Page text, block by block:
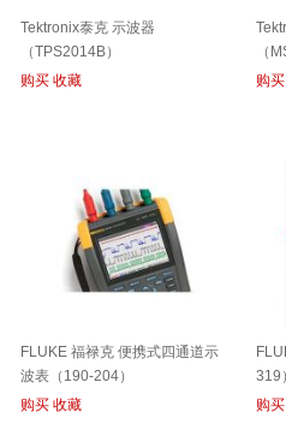
Tektronix泰克 示波器
（TPS2014B）
购买 收藏
（
购买
FLUKE 福禄克 便携式四通道示
波表（190-204）
购买 收藏
319
购买